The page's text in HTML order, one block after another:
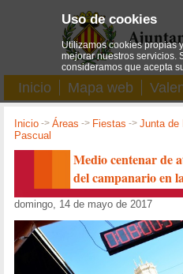
Inicio Mapa web
Inicio ->Áreas -> Fiestas ->Junta de
Pascual
Medio centenar de
del campanario en
domingo, 14 de mayo de 2017
Uso de cookies
Utilizamos cookies propias
mejorar nuestros servicios.
consideramos que acepta